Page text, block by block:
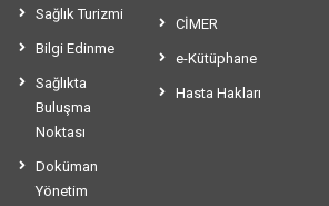
Sağlık Turizmi
Bilgi Edinme
Sağlıkta
Buluşma
Noktası
Doküman
Yönetim
CİMER
e-Kütüphane
Hasta Hakları